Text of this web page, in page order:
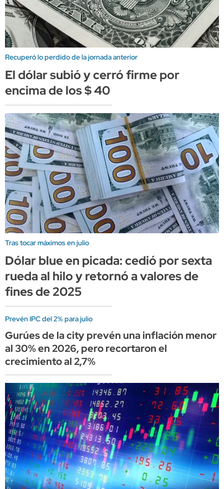
Recuperó lo perdido de la jornada anterior
El dólar subió y cerró firme por
encima de los $ 40
Tras tocar máximos en julio
Dólar blue en picada: cedió por sexta
rueda al hilo y retornó a valores de
fines de 2025
Prevén IPC del 2% para julio
Gurúes de la city prevén una inflación menor
al 30% en 2026, pero recortaron el
crecimiento al 2,7%